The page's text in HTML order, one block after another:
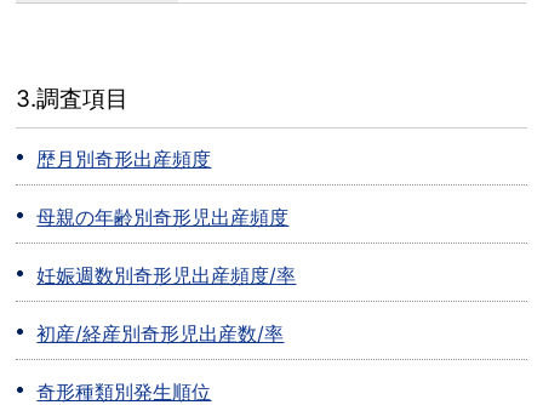
3.調査項目
歴月別奇形出産頻度
母親の年齢別奇形児出産頻度
妊娠週数別奇形児出産頻度/率
初産/経産別奇形児出産数/率
奇形種類別発生順位